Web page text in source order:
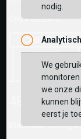
Onze winkels:
nodig.
We
monitoren
we onze
kunnen
eerst je